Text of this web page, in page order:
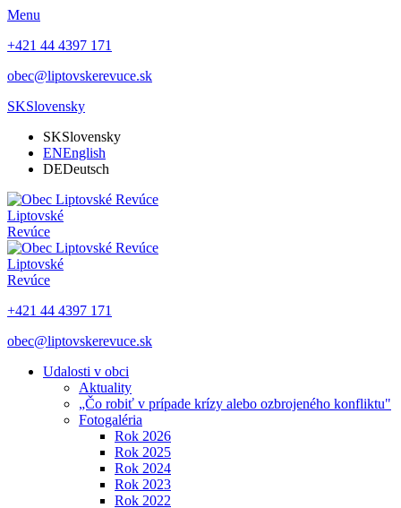
Menu
+421 44 4397 171
obec@liptovskerevuce.sk
SKSlovensky
SKSlovensky
ENEnglish
DEDeutsch
Liptovské
Revúce
Liptovské
Revúce
+421 44 4397 171
obec@liptovskerevuce.sk
Udalosti v obci
Aktuality
„Čo robiť v prípade krízy alebo ozbrojeného konfliktu"
Fotogaléria
Rok 2026
Rok 2025
Rok 2024
Rok 2023
Rok 2022